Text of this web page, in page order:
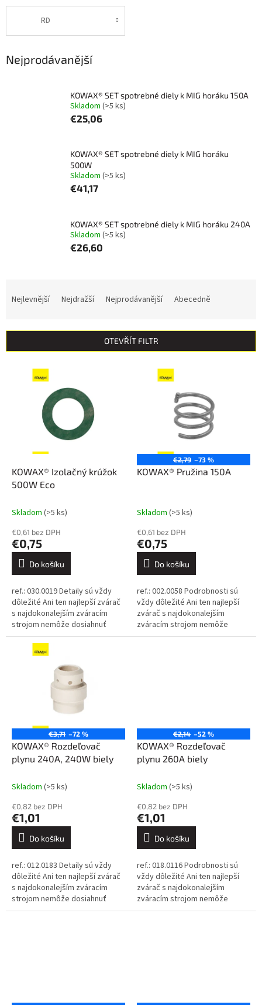
RD
Nejprodávanější
KOWAX® SET spotrebné diely k MIG horáku 150A
Skladom (>5 ks)
€25,06
KOWAX® SET spotrebné diely k MIG horáku
500W
Skladom (>5 ks)
€41,17
KOWAX® SET spotrebné diely k MIG horáku 240A
Skladom (>5 ks)
€26,60
í
Nejlevnější Nejdražší Nejprodávanější Abecedně
OTEVŘÍT FILTR
KOWAX® Izolačný krúžok
500W Eco
Skladom (>5 ks)
€0,61 bez DPH
€0,75
Do košíku
ref.: 030.0019 Detaily sú vždy
dôležité Ani ten najlepší zvárač
s najdokonalejším zváracím
strojom nemôže dosiahnuť
dokonalé výsledky, ak sa
spolieha na nekvalitné
spotrebné...
€2,79 –73 %
KOWAX® Pružina 150A
Skladom (>5 ks)
€0,61 bez DPH
€0,75
Do košíku
ref.: 002.0058 Podrobnosti sú
vždy dôležité Ani ten najlepší
zvárač s najdokonalejším
zváracím strojom nemôže
dosiahnuť dokonalé výsledky,
€3,71 –72 %
KOWAX® Rozdeľovač
plynu 240A, 240W biely
Skladom (>5 ks)
€0,82 bez DPH
€1,01
Do košíku
ref.: 012.0183 Detaily sú vždy
dôležité Ani ten najlepší zvárač
s najdokonalejším zváracím
strojom nemôže dosiahnuť
dokonalé výsledky, ak sa
€2,14 –52 %
KOWAX® Rozdeľovač
plynu 260A biely
Skladom (>5 ks)
€0,82 bez DPH
€1,01
Do košíku
ref.: 018.0116 Podrobnosti sú
vždy dôležité Ani ten najlepší
zvárač s najdokonalejším
zváracím strojom nemôže
dosiahnuť dokonalé výsledky,